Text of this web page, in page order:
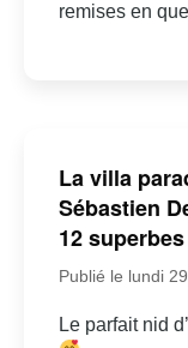
remises en
La villa
Sébastien
12
Publié le lundi
Le parfait nid